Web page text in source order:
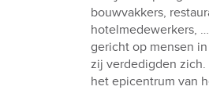
bouwvakkers,
hotelmedewerkers,
gericht op mensen
zij verdedigden zich.
het epicentrum van